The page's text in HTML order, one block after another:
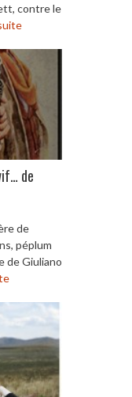
contre le
de
de
péplum
de Giuliano